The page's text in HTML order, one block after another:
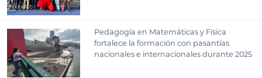
Pedagogía en Matemáticas y Física
fortalece la formación con pasantías
nacionales e internacionales durante 2025